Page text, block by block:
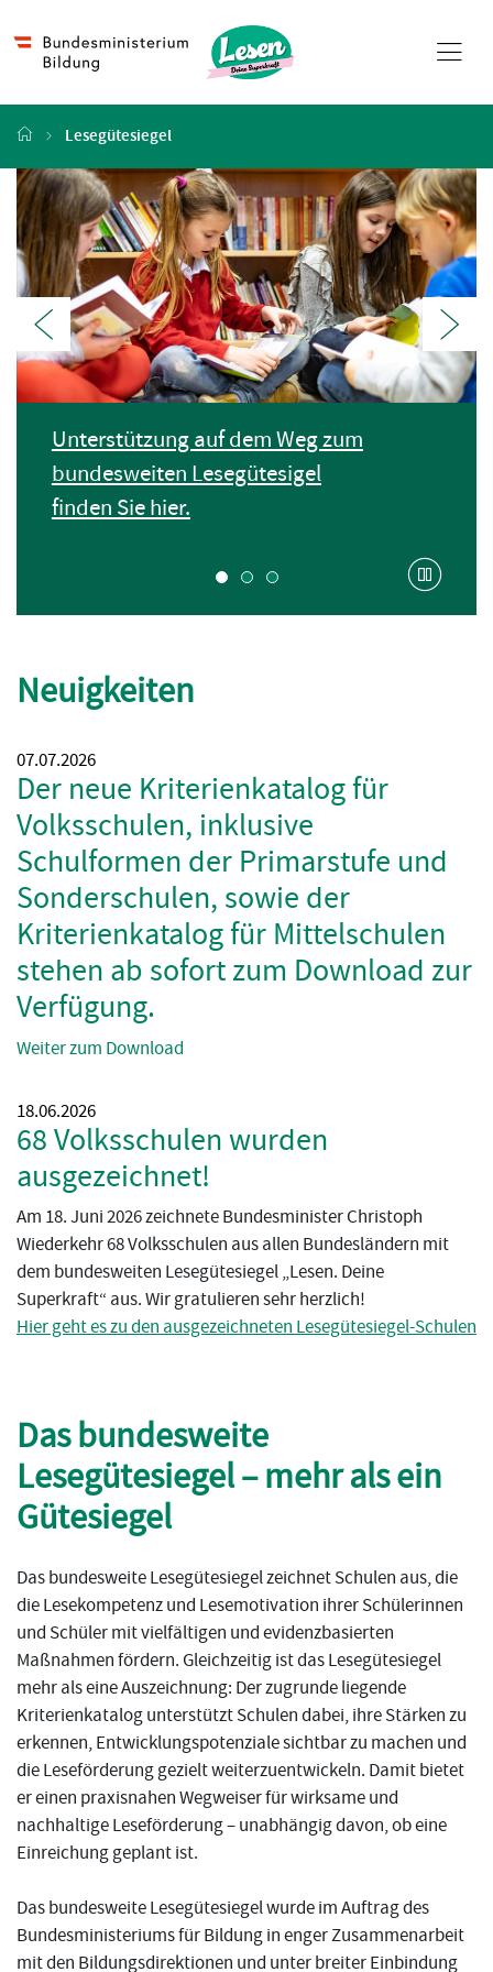
Lesegütesiegel
Das Lesegütesiegel
Unterstützung auf dem Weg zum
bundesweiten Lesegütesigel
finden Sie hier.
Voriges Element im Karussell
Neuigkeiten
07.07.2026
Der neue Kriterienkatalog für
Volksschulen, inklusive
Schulformen der Primarstufe und
Sonderschulen, sowie der
Kriterienkatalog für Mittelschulen
stehen ab sofort zum Download zur
Verfügung.
Weiter zum Download
18.06.2026
68 Volksschulen wurden
ausgezeichnet!
Am 18. Juni 2026 zeichnete Bundesminister Christoph
Wiederkehr 68 Volksschulen aus allen Bundesländern mit
dem bundesweiten Lesegütesiegel „Lesen. Deine
Superkraft“ aus. Wir gratulieren sehr herzlich!
Hier geht es zu den ausgezeichneten Lesegütesiegel-Schulen
Das bundesweite
Lesegütesiegel – mehr als ein
Gütesiegel
Das bundesweite Lesegütesiegel zeichnet Schulen aus, die
die Lesekompetenz und Lesemotivation ihrer Schülerinnen
und Schüler mit vielfältigen und evidenzbasierten
Maßnahmen fördern. Gleichzeitig ist das Lesegütesiegel
mehr als eine Auszeichnung: Der zugrunde liegende
Kriterienkatalog unterstützt Schulen dabei, ihre Stärken zu
erkennen, Entwicklungspotenziale sichtbar zu machen und
die Leseförderung gezielt weiterzuentwickeln. Damit bietet
er einen praxisnahen Wegweiser für wirksame und
nachhaltige Leseförderung – unabhängig davon, ob eine
Einreichung geplant ist.
Das bundesweite Lesegütesiegel wurde im Auftrag des
Bundesministeriums für Bildung in enger Zusammenarbeit
mit den Bildungsdirektionen und unter breiter Einbindung